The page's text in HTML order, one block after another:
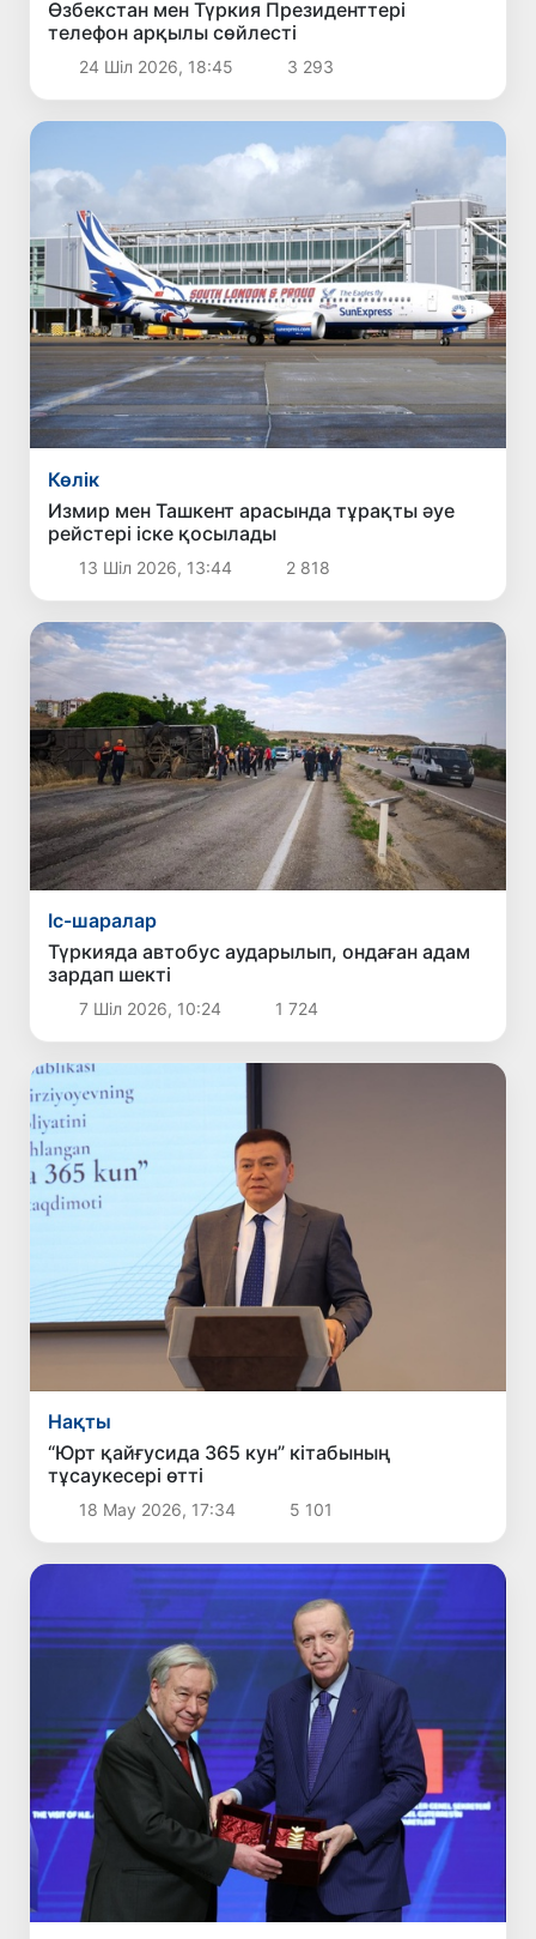
Өзбекстан мен Түркия Президенттері
телефон арқылы сөйлесті
24 Шіл 2026, 18:45 3 293
Көлік
Измир мен Ташкент арасында тұрақты әуе
рейстері іске қосылады
13 Шіл 2026, 13:44 2 818
Іс-шаралар
Түркияда автобус аударылып, ондаған адам
зардап шекті
7 Шіл 2026, 10:24 1 724
Нақты
“Юрт қайғусида 365 кун” кітабының
тұсаукесері өтті
18 Мау 2026, 17:34 5 101